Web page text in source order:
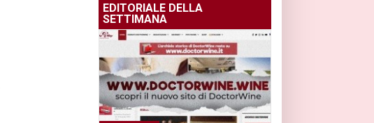
EDITORIALE DELLA
SETTIMANA